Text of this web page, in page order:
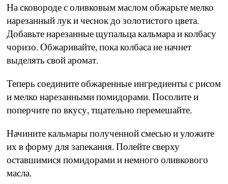
На сковороде с оливковым маслом обжарьте мелко
нарезанный лук и чеснок до золотистого цвета.
Добавьте нарезанные щупальца кальмара и колбасу
чоризо. Обжаривайте, пока колбаса не начнет
выделять свой аромат.
Теперь соедините обжаренные ингредиенты с рисом
и мелко нарезанными помидорами. Посолите и
поперчите по вкусу, тщательно перемешайте.
Начините кальмары полученной смесью и уложите
их в форму для запекания. Полейте сверху
оставшимися помидорами и немного оливкового
масла.